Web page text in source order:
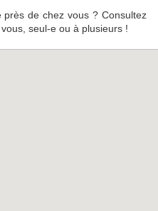
près de chez vous ? Consultez
seul-e ou à plusieurs !